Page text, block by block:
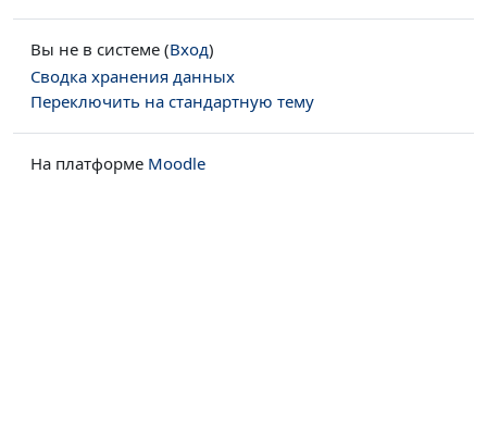
Вы не в системе (Вход)
Сводка хранения данных
Переключить на стандартную тему
На платформе Moodle